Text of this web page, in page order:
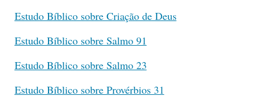
Estudo Bíblico sobre Criação de Deus
Estudo Bíblico sobre Salmo 91
Estudo Bíblico sobre Salmo 23
Estudo Bíblico sobre Provérbios 31